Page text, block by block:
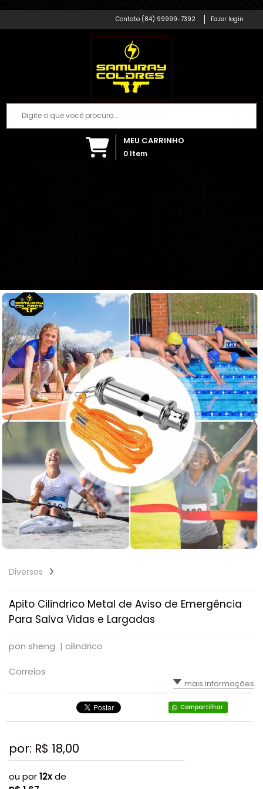
(84) 99999-7392
Fazer login
MEU CARRINHO
0 Item
Diversos
Apito Cilindrico Metal de Aviso de Emergência
Para Salva Vidas e Largadas
pon sheng | cilindrico
Correios
mais informações
Compartilhar
por: R$ 18,00
ou por12xde
Cristiane .acabou de comprar!
Pistola Isqueiro Maçarico Com Porta
Cigarros
Há algumas horas